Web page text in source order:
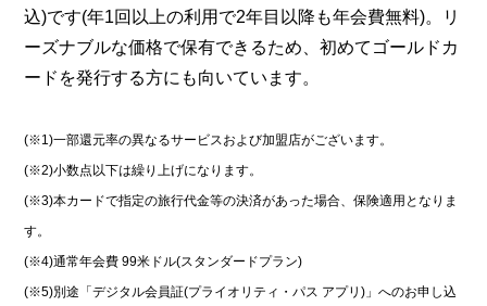
込)です(年1回以上の利用で2年目以降も年会費無料)。リ
ーズナブルな価格で保有できるため、初めてゴールドカ
ードを発行する方にも向いています。
(※1)一部還元率の異なるサービスおよび加盟店がございます。
(※2)小数点以下は繰り上げになります。
(※3)本カードで指定の旅行代金等の決済があった場合、保険適用となりま
す。
(※4)通常年会費 99米ドル(スタンダードプラン)
(※5)別途「デジタル会員証(プライオリティ・パス アプリ)」へのお申し込